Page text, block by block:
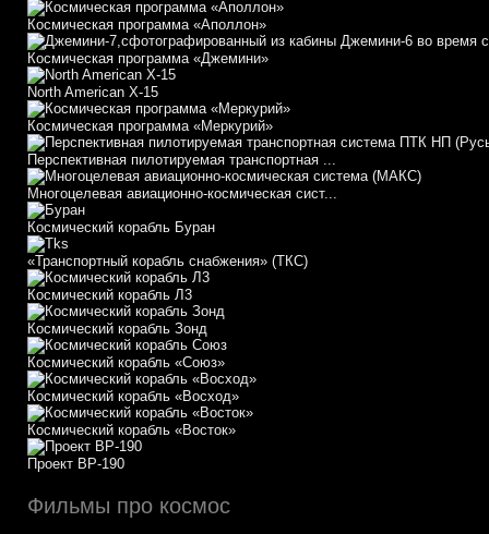
Космическая программа «Аполлон»
Космическая программа «Джемини»
North American X-15
Космическая программа «Меркурий»
Перспективная пилотируемая транспортная ...
Многоцелевая авиационно-космическая сист...
Космический корабль Буран
«Транспортный корабль снабжения» (ТКС)
Космический корабль Л3
Космический корабль Зонд
Космический корабль «Союз»
Космический корабль «Восход»
Космический корабль «Восток»
Проект ВР-190
Фильмы про космос